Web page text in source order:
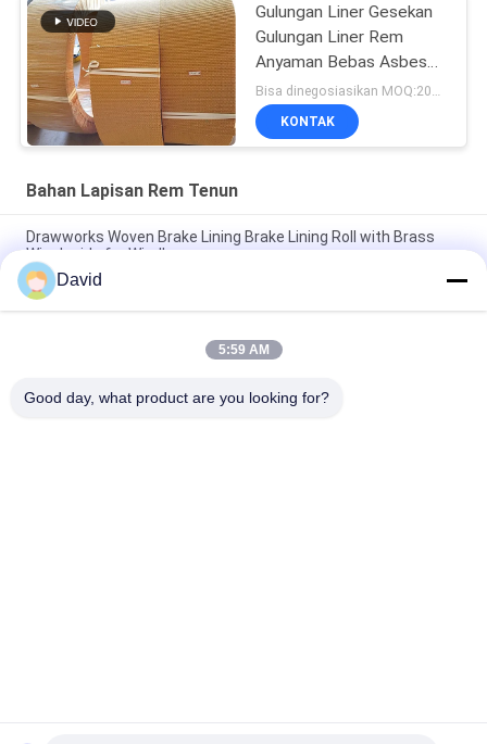
Gulungan Liner Gesekan
Gulungan Liner Rem
Anyaman Bebas Asbes
Gulungan Liner Rem
Bisa dinegosiasikan MOQ:200 kg
KONTAK
Bahan Lapisan Rem Tenun
Drawworks Woven Brake Lining Brake Lining Roll with Brass
Wire Inside for Windlass
Mooring Winch Woven Brake Lining Automotive Brake Lining
Material dengan Kuningan
Disesuaikan Non Asbestos Woven Brake Lining Material Untuk
David
5:59 AM
Good day, what product are you looking for?